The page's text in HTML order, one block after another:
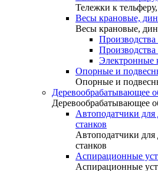
Тележки к
Весы крановые,
Весы крановые,
Производства
Электронные
Опорные и
Опорные и
Деревообрабатывающее
Деревообрабатывающее
Автоподатчики
станков
Автоподатчики
станков
Аспирационные
Аспирационные